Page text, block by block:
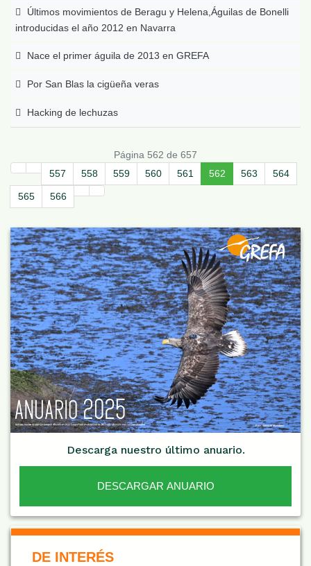
Últimos movimientos de Beragu y Helena,Águilas de Bonelli
introducidas el año 2012 en Navarra
Nace el primer águila de 2013 en GREFA
Por San Blas la cigüeña veras
Hacking de lechuzas
557 558 559 560 561 562 563 564
565 566
Página 562 de 657
Descarga nuestro último anuario.
DESCARGAR ANUARIO
De Interés NARANJA
DE INTERÉS